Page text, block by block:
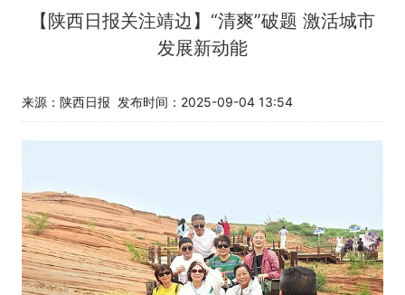
【陕西日报关注靖边】“清爽”破题 激活城市
发展新动能
来源：陕西日报 发布时间：2025-09-04 13:54